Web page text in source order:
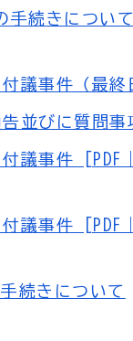
手続きについて
議事件（最終
並びに質問
議事件 [PDF
議事件 [PDF
続きについて